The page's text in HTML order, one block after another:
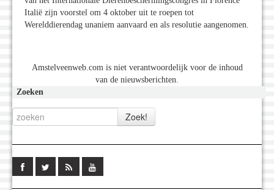
Italië zijn voorstel om 4 oktober uit te roepen tot
Werelddierendag unaniem aanvaard en als resolutie aangenomen.
Amstelveenweb.com is niet verantwoordelijk voor de inhoud
van de nieuwsberichten.
Zoeken